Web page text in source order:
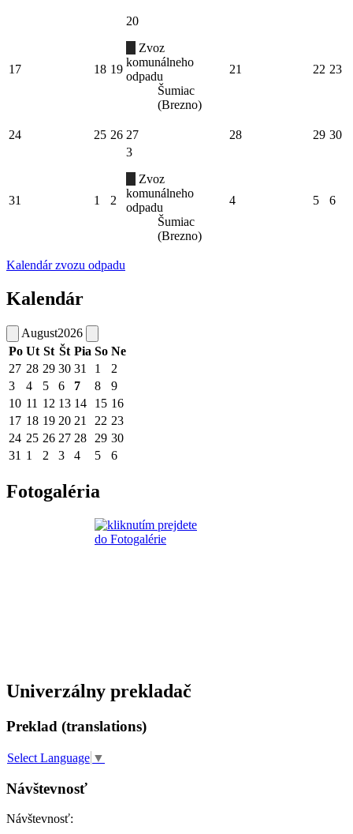
17 18 19
20
Zvoz
komunálneho
odpadu
Šumiac
(Brezno)
21 22 23
24 25 26 27 28 29 30
31 1 2
3
Zvoz
komunálneho
odpadu
Šumiac
(Brezno)
4 5 6
Kalendár zvozu odpadu
Kalendár
August2026
Po Ut St Št Pia So Ne
27 28 29 30 31 1
2
3
4 5 6 7 8
9
10 11 12 13 14 15 16
17 18 19 20 21 22 23
24 25 26 27 28 29 30
31 1 2 3 4 5 6
Fotogaléria
Univerzálny prekladač
Preklad (translations)
Select Language ▼
Návštevnosť
Návštevnosť: